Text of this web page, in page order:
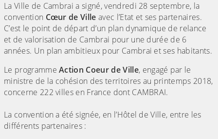
La Ville de Cambrai a signé, vendredi 28 septembre, la
convention Cœur de Ville avec l’Etat et ses partenaires.
C’est le point de départ d’un plan dynamique de relance
et de valorisation de Cambrai pour une durée de 6
années. Un plan ambitieux pour Cambrai et ses habitants.
Le programmeAction Coeur de Ville, engagé par le
ministre de la cohésion des territoires au printemps 2018,
concerne 222 villes en France dont CAMBRAI.
La convention a été signée, en l’Hôtel de Ville, entre les
différents partenaires :